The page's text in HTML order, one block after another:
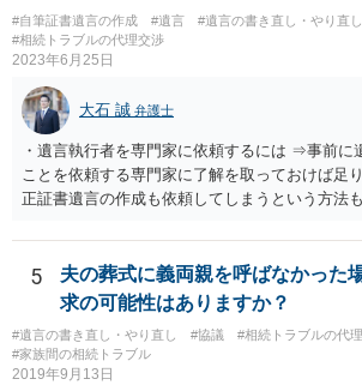
ようであれば警察への通報や法的措置も辞さな
書面を発送してもらうことがよろしいように思い
#自筆証書遺言の作成 #遺言 #遺言の書き直し・やり直し
#相続トラブルの代理交渉
2023年6月25日
大石 誠 弁護士
・遺言執行者を専門家に依頼するには ⇒事前に
ことを依頼する専門家に了解を取っておけば足
正証書遺言の作成も依頼してしまうという方法
ません。 遺言執行者に就任し、遺言執行が完了
弁護士費用としてかかります。 ・亡くなった
筆証書遺言の存在を親族がなかったものにされ
書を法務局に保管した場合、死亡後、法務局に
ることになりますので、「法務局に預けた自筆
がなかったもの」にすることはできません。 存
5
夫の葬式に義両親を呼ばなかった
求の可能性はありますか？
#遺言の書き直し・やり直し #協議
#相続トラブルの代
#家族間の相続トラブル
2019年9月13日